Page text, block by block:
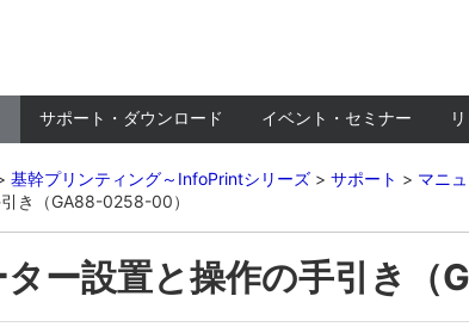
サポート・ダウンロード イベント・セミナー
基幹プリンティング～InfoPrintシリーズ サポート マニ
き（GA88-0258-00）
ー設置と操作の手引き（